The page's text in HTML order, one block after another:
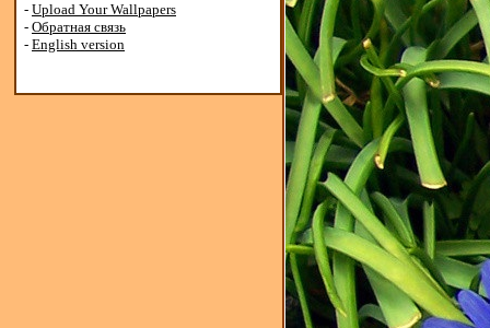
- Upload Your Wallpapers
- Обратная связь
- English version